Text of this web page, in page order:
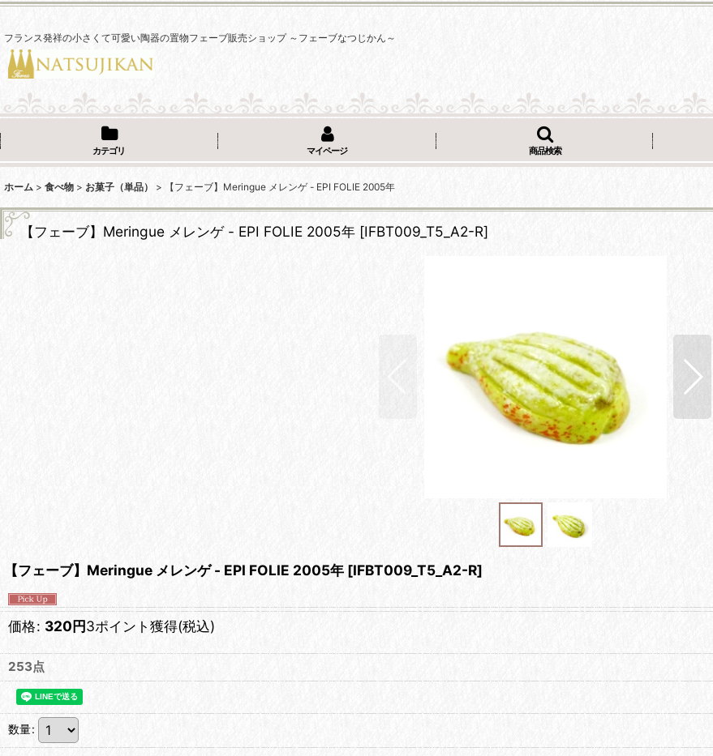
フランス発祥の小さくて可愛い陶器の置物フェーブ販売ショップ ～フェーブなつじかん～
カテゴリ マイページ 商品検索
ホーム > 食べ物 > お菓子（単品） > 【フェーブ】Meringue メレンゲ - EPI FOLIE 2005年
【フェーブ】Meringue メレンゲ - EPI FOLIE 2005年 [IFBT009_T5_A2-R]
【フェーブ】Meringue メレンゲ - EPI FOLIE 2005年 [IFBT009_T5_A2-R]
価格: 320円3ポイント獲得(税込)
253点
数量: